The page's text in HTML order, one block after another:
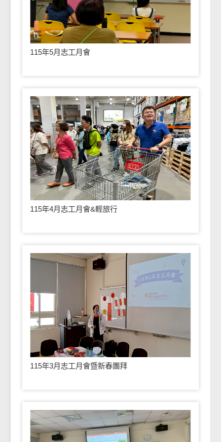
115年5月志工月會
115年4月志工月會&輕旅行
115年3月志工月會暨新春團拜